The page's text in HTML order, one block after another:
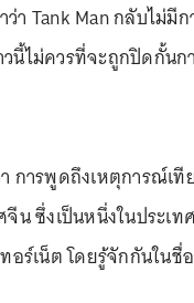
ว่า Tank Man กลับไม่มี
นี้ไม่ควรที่จะถูกปิดกั้นก
การพูดถึงเหตุการณ์เ
น ซึ่งเป็นหนึ่งในประเ
อร์เน็ต โดยรู้จักกันในชื่